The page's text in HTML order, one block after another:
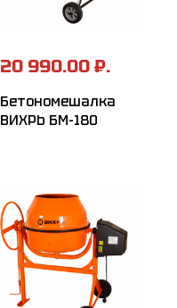
20 990.00 ₽.
Бетономешалка
ВИХРЬ БМ-180